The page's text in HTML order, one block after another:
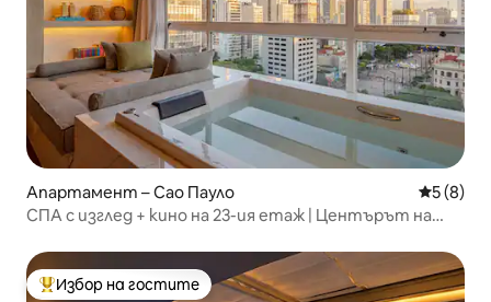
Апартамент – Сао Пауло Средна
5 (8)
СПА с изглед + кино на 23-ия етаж | Центърът на
Най-популярен избор на гостите
Избор на гостите